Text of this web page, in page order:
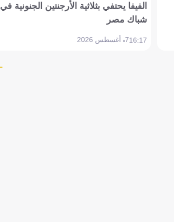
الفيفا يحتفي بثلاثية الأرجنتين الجنونية في
شباك مصر
16:177 أغسطس 2026